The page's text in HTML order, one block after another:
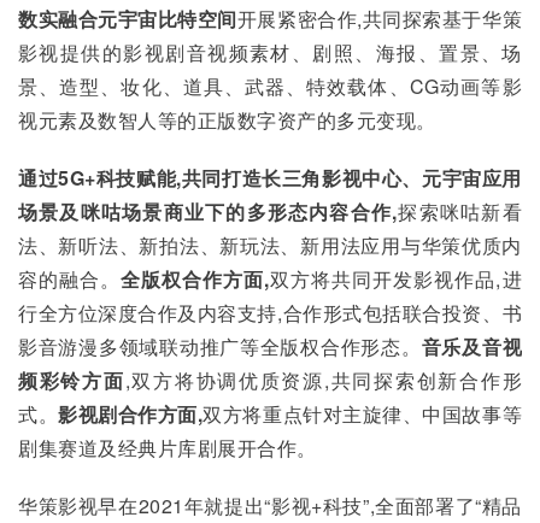
数实融合元宇宙比特空间开展紧密合作,共同探索基于华策
影视提供的影视剧音视频素材、剧照、海报、置景、场
景、造型、妆化、道具、武器、特效载体、CG动画等影
视元素及数智人等的正版数字资产的多元变现。
通过5G+科技赋能,共同打造长三角影视中心、元宇宙应用
场景及咪咕场景商业下的多形态内容合作,探索咪咕新看
法、新听法、新拍法、新玩法、新用法应用与华策优质内
容的融合。全版权合作方面,双方将共同开发影视作品,进
行全方位深度合作及内容支持,合作形式包括联合投资、书
影音游漫多领域联动推广等全版权合作形态。 音乐及音视
频彩铃方面,双方将协调优质资源,共同探索创新合作形
式。影视剧合作方面,双方将重点针对主旋律、中国故事等
剧集赛道及经典片库剧展开合作。
华策影视早在2021年就提出“影视+科技”,全面部署了“精品